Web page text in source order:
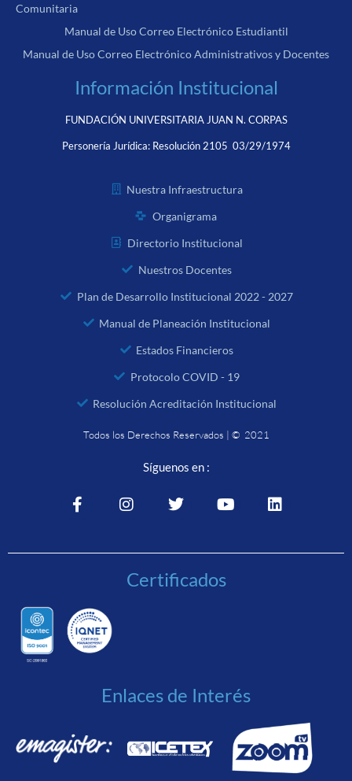
Comunitaria
Manual de Uso Correo Electrónico Estudiantil
Manual de Uso Correo Electrónico Administrativos y Docentes
Información Institucional
FUNDACIÓN UNIVERSITARIA JUAN N. CORPAS
Personería Jurídica: Resolución 2105 03/29/1974
Nuestra Infraestructura
Organigrama
Directorio Institucional
Nuestros Docentes
Plan de Desarrollo Institucional 2022 - 2027
Manual de Planeación Institucional
Estados Financieros
Protocolo COVID - 19
Resolución Acreditación Institucional
Todos los Derechos Reservados | © 2021
Síguenos en :
Certificados
Enlaces de Interés